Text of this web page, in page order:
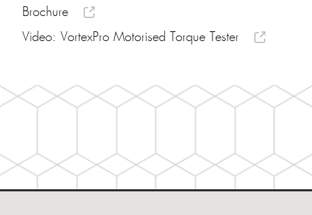
Brochure
Video: VortexPro Motorised Torque Tester